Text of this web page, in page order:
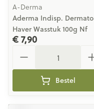
A-Derma
Aderma Indisp. Dermato
Haver Wasstuk 100g Nf
€ 7,90
Bestel